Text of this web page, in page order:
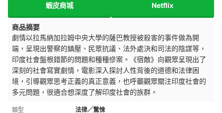
蝦皮商城 Netflix
商品摘要
劇情以拉馬納加拉姆中央大學的薩巴教授被殺害的事件做為開
端，呈現出警察的鎮壓、民眾抗議、法外處決和司法的陰謀等，
印度社會盤根錯節的問題和種種慘案。《宿敵》向觀眾呈現出了
深刻的社會寫實劇情，電影深入探討人性背後的道德和法律困
境，引導觀眾思考正義的真正意義，也呼籲觀眾關注印度社會的
多元問題，很適合想深度了解印度社會的族群。
類型 法律／驚悚